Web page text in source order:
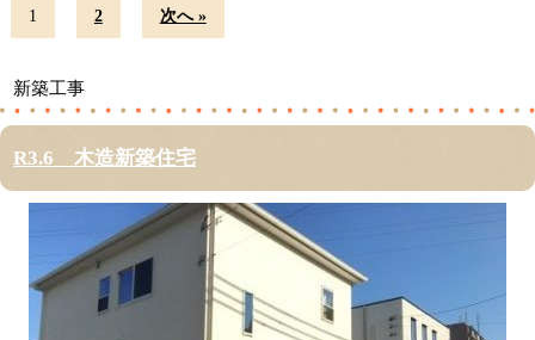
1 2 次へ »
新築工事
R3.6 木造新築住宅